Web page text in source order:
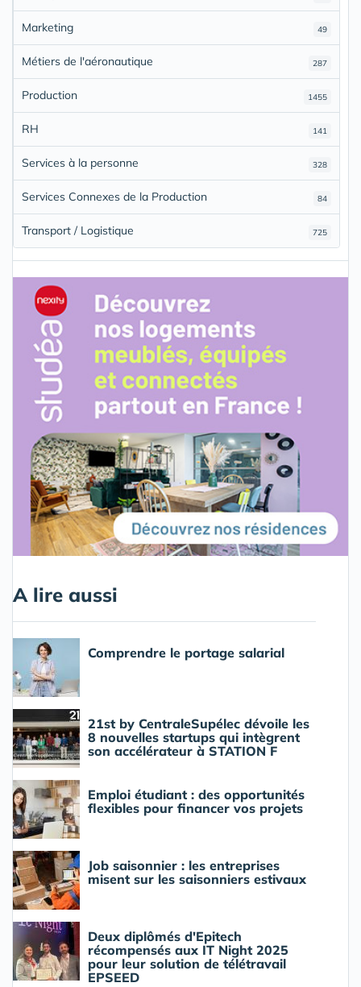
49
Marketing
287
Métiers de l'aéronautique
1455
Production
141
RH
328
Services à la personne
84
Services Connexes de la Production
725
Transport / Logistique
A lire aussi
Comprendre le portage salarial
21st by CentraleSupélec dévoile les
8 nouvelles startups qui intègrent
son accélérateur à STATION F
Emploi étudiant : des opportunités
flexibles pour financer vos projets
Job saisonnier : les entreprises
misent sur les saisonniers estivaux
Deux diplômés d'Epitech
récompensés aux IT Night 2025
pour leur solution de télétravail
EPSEED